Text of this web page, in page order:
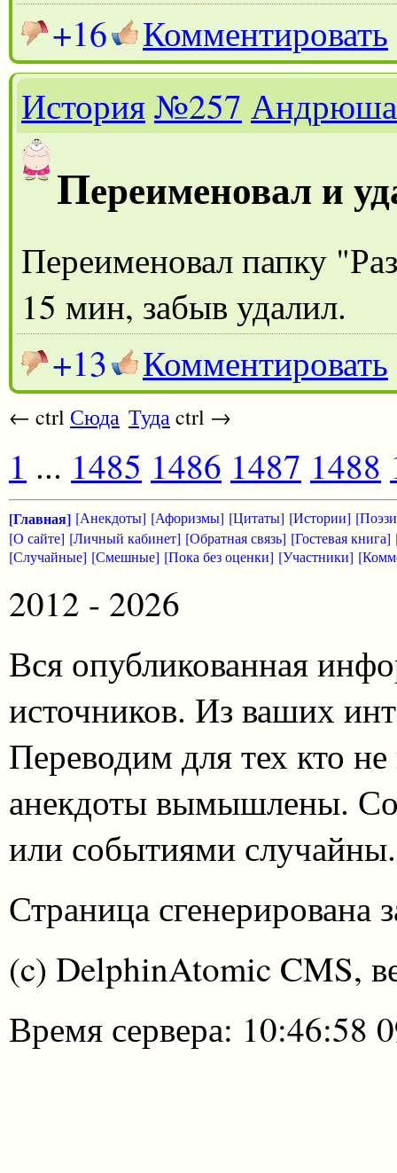
+16
Комментировать
История№257 Андрюша
Переименовал и
Переименовал папку
15 мин, забыв удалил.
+13 Комментировать
← ctrl Сюда Тудаctrl →
1 ... 1485 1486 1487 1488
[Главная] [Анекдоты] [Афоризмы] [Цитаты] [Истории]
[О сайте] [Личный кабинет] [Обратная связь] [Гостевая книга]
[Случайные] [Смешные] [Пока без оценки] [Участники]
2012 - 2026
Вся опубликованная
источников. Из ваших
Переводим для тех кто
анекдоты вымышлены.
или событиями случайны.
Страница сгенерирована
(c) DelphinAtomic CMS,
Время сервера: 10:46:58